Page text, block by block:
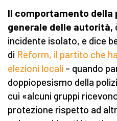
Il comportamento della
generale delle autorità,
incidente isolato, e dice
di Reform, il partito che
elezioni locali – quando
doppiopesismo della
cui «alcuni gruppi
protezione rispetto ad